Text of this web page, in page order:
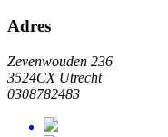
Adres
Zevenwouden 236
3524CX Utrecht
0308782483